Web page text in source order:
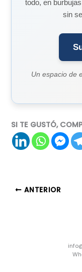
todo, en
sin
Un espacio de
SI TE GUSTÓ,
ANTERIOR